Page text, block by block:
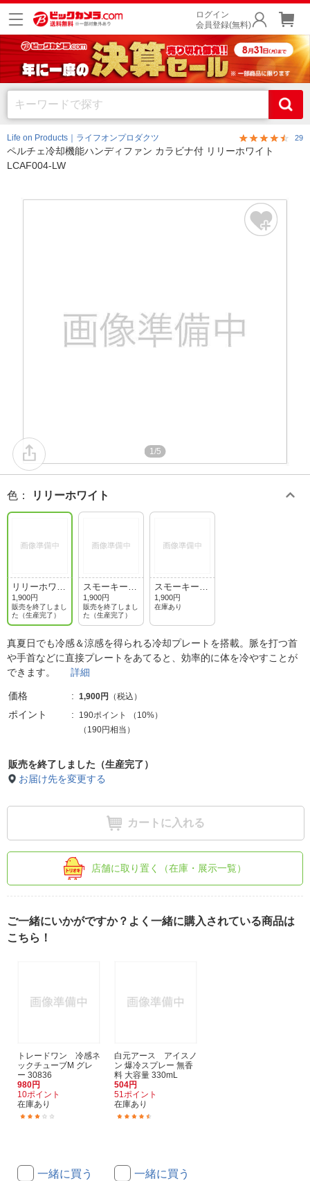
ログイン
会員登録(無料)
Life on Products｜ライフオンプロダクツ 29
ペルチェ冷却機能ハンディファン カラビナ付 リリーホワイト
LCAF004-LW
1/5
色 ： リリーホワイト
リリーホワイ
ト
1,900円
販売を終了しまし
た（生産完了）
スモーキーピ
ンク
1,900円
販売を終了しまし
た（生産完了）
スモーキーブ
ルー
1,900円
在庫あり
真夏日でも冷感＆涼感を得られる冷却プレートを搭載。脈を打つ首
や手首などに直接プレートをあてると、効率的に体を冷やすことが
できます。 詳細
価格 1,900円 （税込）
ポイント 190ポイント （ 10%）
（190円相当）
販売を終了しました（生産完了）
お届け先を変更する
カートに入れる
店舗に取り置く（在庫・展示一覧）
ご一緒にいかがですか？よく一緒に購入されている商品は
こちら！
トレードワン 冷感ネ
ックチューブM グレ
ー 30836
980円
10ポイント
在庫あり
一緒に買う
白元アース アイスノ
ン 爆冷スプレー 無香
料 大容量 330mL
504円
51ポイント
在庫あり
一緒に買う